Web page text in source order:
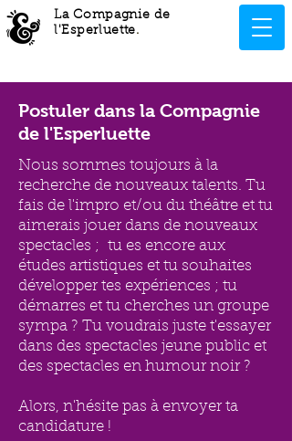
La Compagnie de
l'Esperluette.
Postuler dans la Compagnie
de l'Esperluette
Nous sommes toujours à la
recherche de nouveaux talents. Tu
fais de l'impro et/ou du théâtre et tu
aimerais jouer dans de nouveaux
spectacles ; tu es encore aux
études artistiques et tu souhaites
développer tes expériences ; tu
démarres et tu cherches un groupe
sympa ? Tu voudrais juste t'essayer
dans des spectacles jeune public et
des spectacles en humour noir ?
Alors, n'hésite pas à envoyer ta
candidature !